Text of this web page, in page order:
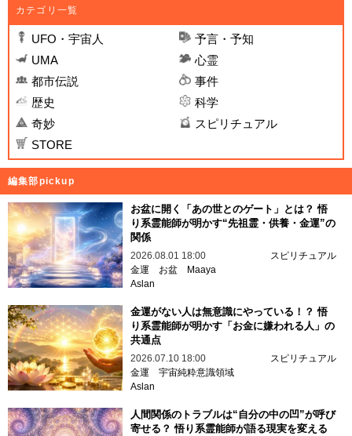
カテゴリ一覧
UFO・宇宙人
予言・予知
UMA
心霊
都市伝説
事件
歴史
科学
奇妙
スピリチュアル
STORE
編集部pickup
お盆に開く「あの世とのゲート」とは？ 悟
り系霊能師が明かす“先祖霊・供養・金運”の
関係
2026.08.01 18:00
スピリチュアル
金運
お盆
Maaya
Aslan
金運がない人は無意識にやっている！？ 悟
り系霊能師が明かす「お金に嫌われる人」の
共通点
2026.07.10 18:00
スピリチュアル
金運 宇宙純粋意識領域
Aslan
人間関係のトラブルは“自分の中の凹”が呼び
寄せる？ 悟り系霊能師が語る現実を変える